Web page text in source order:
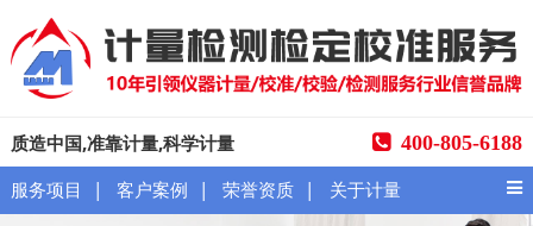
质造中国,准靠计量,科学计量 400-805-6188
服务项目 | 客户案例 | 荣誉资质 | 关于计量